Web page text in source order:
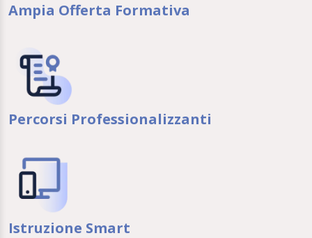
Ampia Offerta Formativa
Percorsi Professionalizzanti
Istruzione Smart